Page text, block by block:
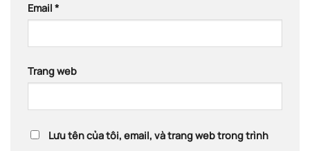
Email *
Trang web
Lưu tên của tôi, email, và trang web trong trình